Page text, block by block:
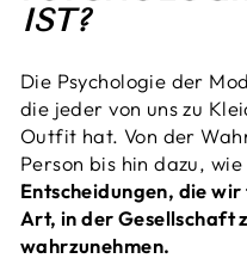
IST?
Die Psychologie der
die jeder von uns zu
Outfit hat. Von der
Person bis hin dazu,
Entscheidungen, die
Art, in der Gesellschaft
wahrzunehmen.